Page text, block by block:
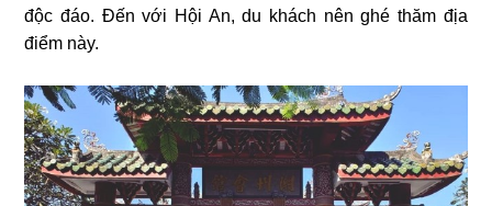
độc đáo. Đến với Hội An, du khách nên ghé thăm địa
điểm này.